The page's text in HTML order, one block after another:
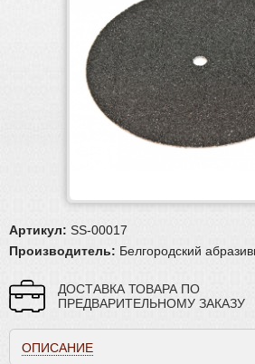
Масла и краски
Инструмент и расходные
Ручной инструмент
Подготовка основания
Запчасти для шлиф.машин
Материалы для реставрации
Артикул: SS-00017
Производитель: Белгородский
ДОСТАВКА ТОВАРА ПО
ПРЕДВАРИТЕЛЬНОМУ ЗАКАЗУ
ОПИСАНИЕ